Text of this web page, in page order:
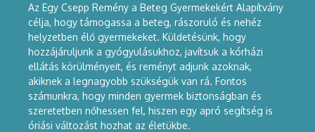
Az Egy Csepp Remény a Beteg Gyermekekért Alapítvány
célja, hogy támogassa a beteg, rászoruló és nehéz
helyzetben élő gyermekeket. Küldetésünk, hogy
hozzájáruljunk a gyógyulásukhoz, javítsuk a kórházi
ellátás körülményeit, és reményt adjunk azoknak,
akiknek a legnagyobb szükségük van rá. Fontos
számunkra, hogy minden gyermek biztonságban és
szeretetben nőhessen fel, hiszen egy apró segítség is
óriási változást hozhat az életükbe.